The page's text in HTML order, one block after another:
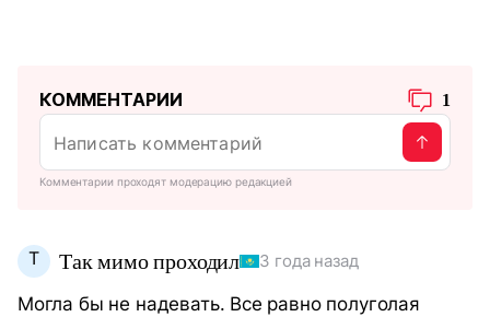
КОММЕНТАРИИ 1
Комментарии проходят модерацию редакцией
Т Так мимо проходил 3 года назад
Могла бы не надевать. Все равно полуголая